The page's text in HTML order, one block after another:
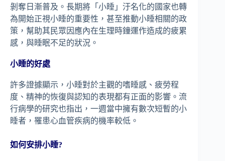
剝奪日漸普及。長期將「小睡」汙名化的國家也轉
為開始正視小睡的重要性，甚至推動小睡相關的政
策，幫助其民眾因應內在生理時鐘運作造成的疲累
感，與睡眠不足的狀況。
小睡的好處
許多證據顯示，小睡對於主觀的嗜睡感、疲勞程
度、精神的恢復與認知的表現都有正面的影響。流
行病學的研究也指出，一週當中擁有數次短暫的小
睡者，罹患心血管疾病的機率較低。
如何安排小睡?